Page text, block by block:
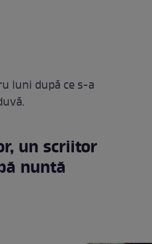
luni după ce s-a
un scriitor
nuntă